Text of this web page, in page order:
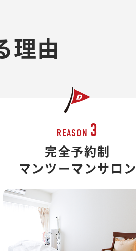
理由
REASON 3
完全予約制
マンツーマンサロン